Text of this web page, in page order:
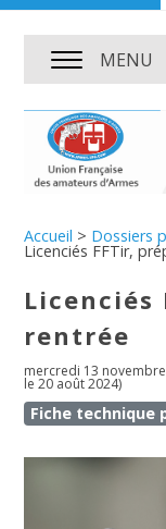
MENU
Accueil > Dossiers
Licenciés FFTir,
Licenciés
rentrée
mercredi 13
le 20 août 2024)
Fiche technique